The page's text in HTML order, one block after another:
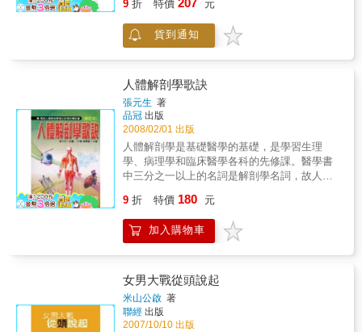
摸不到。‧人類是由「銅鑼燒」演變而成的！‧腰
痛果真是人類的宿命！‧尿液一點都不髒，反而
是頭髮和雙手比較髒！本書特色：‧延續了「圖
合所有年齡層的讀者閱讀，包括一般人、醫學
系學生、護理系學生。
9 折 特價 207 元
貨到通知
人體解剖學歌訣
張元生 著
品冠 出版
2008/02/01 出版
人體解剖學是基礎醫學的基礎，是學習生理
學、病理學和臨床醫學各科的先修課。醫學書
中三分之一以上的名詞是解剖學名詞，故人體
9 折 特價 180 元
加入購物車
女男大戰從頭說起
米山公啟 著
聯經 出版
2007/10/10 出版